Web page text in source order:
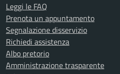
Leggi le FAQ
Prenota un appuntamento
Segnalazione disservizio
Richiedi assistenza
Albo pretorio
Amministrazione trasparente